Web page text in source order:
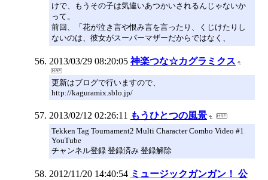
けで、もうその子は気違いあつかいされるんじゃないか
って。
前回、「花が泣き言や恨み言を言ったり、くじけたりし
ないのは、彼女がスーパーマザーだからではなく、
2013/03/29 08:20:05 神楽つな☆カグラミクス
更新はブログで行いますので、
http://kaguramix.sblo.jp/
2013/02/12 02:26:11 もうひとつの風景
Tekken Tag Tournament2 Multi Character Combo Video #1
YouTube
チャンネル登録 登録済み 登録解除
2012/11/20 14:40:54 ミュージックガンガン！ 公